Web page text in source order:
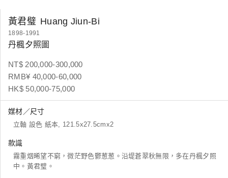
黃君璧 Huang Jiun-Bi
1898-1991
丹楓夕照圖
NT$ 200,000-300,000
RMB¥ 40,000-60,000
HK$ 50,000-75,000
媒材／尺寸
立軸 設色 紙本, 121.5x27.5cmx2
款識
霧重烟晞望不窮，微茫野色鬱葱葱。沿堤蒼翠秋無限，多在丹楓夕照
中。黃君璧。